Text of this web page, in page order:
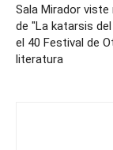
Sala Mirador viste
de "La katarsis
el 40 Festival de
literatura